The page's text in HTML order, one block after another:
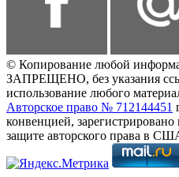
© Копирование любой
ЗАПРЕЩЕНО, без указания
использование любого
Авторское право № 712144451
конвенцией,
защите авторского права в